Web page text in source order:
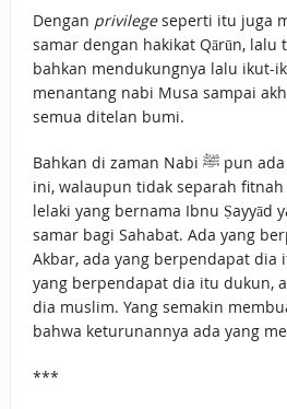
Dengan privilegeseperti itu juga
samar dengan hakikat Qārūn, lalu
bahkan mendukungnya lalu ikut-
menantang nabi Musa sampai
semua ditelan bumi.
Bahkan di zaman Nabi ﷺ pun ada yang semisal dengan
ini, walaupun tidak separah fitnah
lelaki yang bernama Ibnu Ṣayyād
samar bagi Sahabat. Ada yang
Akbar, ada yang berpendapat dia
yang berpendapat dia itu dukun,
dia muslim. Yang semakin
bahwa keturunannya ada yang
***